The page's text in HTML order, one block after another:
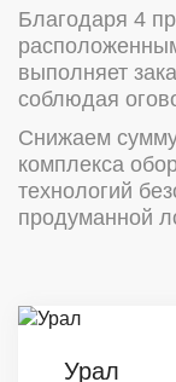
Благодаря 4
выполняет
соблюдая
Снижаем сумму
комплекса
технологий
продуманной
Урал